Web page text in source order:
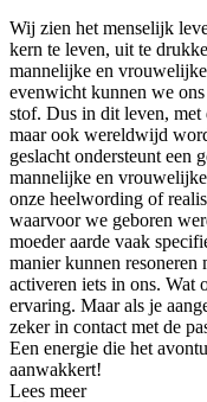
Wij zien het menselijk
kern te leven, uit te
mannelijke en
evenwicht kunnen we
stof. Dus in dit leven,
maar ook wereldwijd
geslacht ondersteunt een
mannelijke en
onze heelwording of
waarvoor we geboren
moeder aarde vaak
manier kunnen
activeren iets in ons. Wat
ervaring. Maar als je
zeker in contact met de
Een energie die het
aanwakkert!
Lees meer